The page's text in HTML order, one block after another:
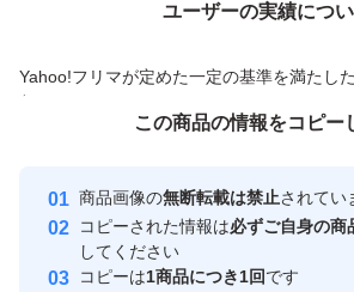
ニカルスキルをお持ちの方のみ、入札
す。OSのインストールには技術的な
●発送方法：ゆうパック
ユーザーの実績につ
Yahoo!フリマが定めた一定の基準を満たし
付与しています
安心取引出品者
心・安全な
取引実績
価格の相談
この商品の情報をコピー
商品画像の無断転載は禁止されてい
コピーされた情報は必ずご自身の商
してください
コピーは1商品につき1回です
この商品をみている人にオススメ